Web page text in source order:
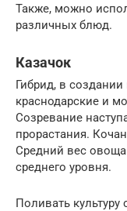
Также, можно
различных блюд.
Казачок
Гибрид, в создании
краснодарские и
Созревание
прорастания.
Средний вес
среднего уровня.
Поливать